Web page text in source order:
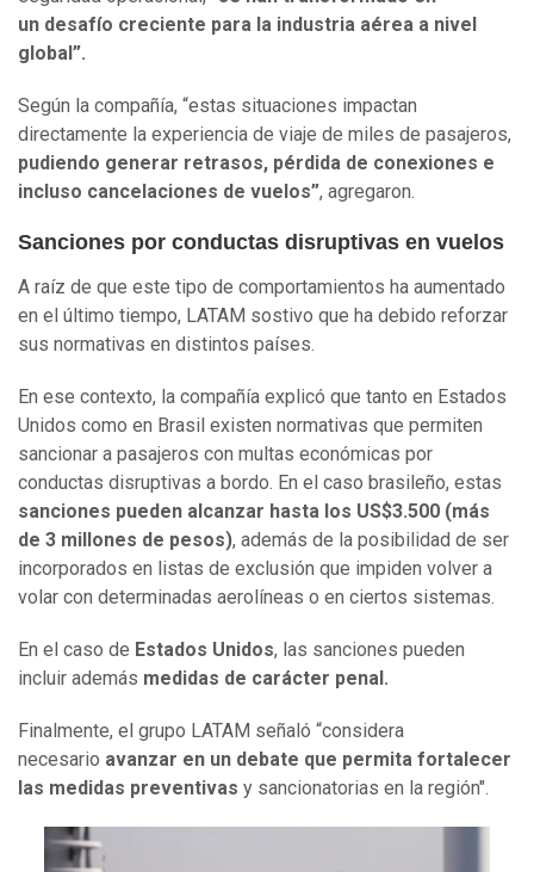
un desafío creciente para la industria aérea a nivel
global”.
Según la compañía, “estas situaciones impactan
directamente la experiencia de viaje de miles de pasajeros,
pudiendo generar retrasos, pérdida de conexiones e
incluso cancelaciones de vuelos”, agregaron.
Sanciones por conductas disruptivas en vuelos
A raíz de que este tipo de comportamientos ha aumentado
en el último tiempo, LATAM sostivo que ha debido reforzar
sus normativas en distintos países.
En ese contexto, la compañía explicó que tanto en Estados
Unidos como en Brasil existen normativas que permiten
sancionar a pasajeros con multas económicas por
conductas disruptivas a bordo. En el caso brasileño, estas
sanciones pueden alcanzar hasta los US$3.500 (más
de 3 millones de pesos), además de la posibilidad de ser
incorporados en listas de exclusión que impiden volver a
volar con determinadas aerolíneas o en ciertos sistemas.
En el caso de Estados Unidos, las sanciones pueden
incluir además medidas de carácter penal.
Finalmente, el grupo LATAM señaló “considera
necesario avanzar en un debate que permita fortalecer
las medidas preventivas y sancionatorias en la región".